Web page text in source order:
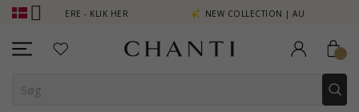
SE MERE - KLIK HER NEW COLLECTION | AURA